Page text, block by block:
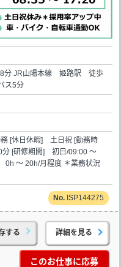
分 JR山陽本線 姫路駅 徒歩
ス5分
[休日休暇] 土日祝 [勤務時
[研修期間] 初日/09:00 ～
～ 20h/月程度 ＊業務状況
ISP144275
する 詳細を見る
このお仕事に応募